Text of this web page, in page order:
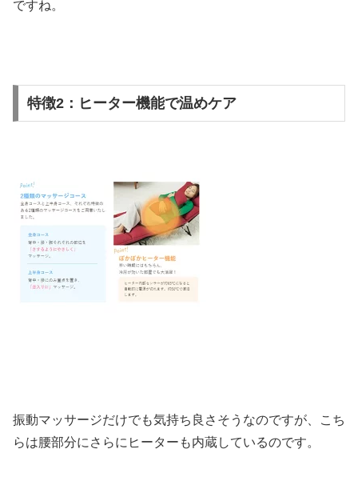
ですね。
特徴2：ヒーター機能で温めケア
振動マッサージだけでも気持ち良さそうなのですが、こち
らは腰部分にさらにヒーターも内蔵しているのです。